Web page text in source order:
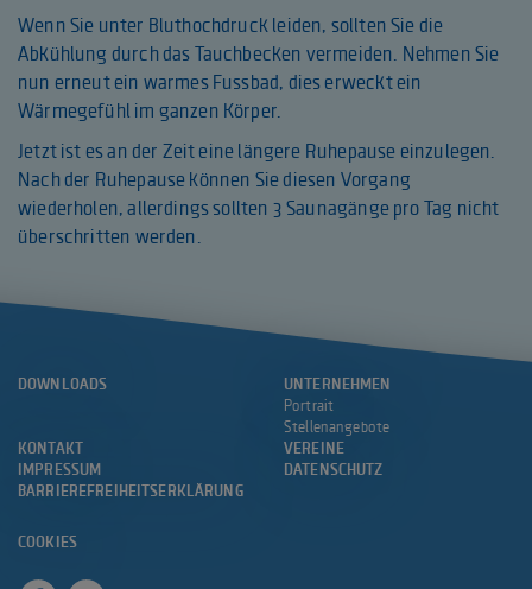
Wenn Sie unter Bluthochdruck leiden, sollten Sie die
Abkühlung durch das Tauchbecken vermeiden. Nehmen Sie
nun erneut ein warmes Fussbad, dies erweckt ein
Wärmegefühl im ganzen Körper.
Jetzt ist es an der Zeit eine längere Ruhepause einzulegen.
Nach der Ruhepause können Sie diesen Vorgang
wiederholen, allerdings sollten 3 Saunagänge pro Tag nicht
überschritten werden.
DOWNLOADS
UNTERNEHMEN
Portrait
Stellenangebote
KONTAKT
VEREINE
IMPRESSUM
DATENSCHUTZ
BARRIEREFREIHEITSERKLÄRUNG
COOKIES